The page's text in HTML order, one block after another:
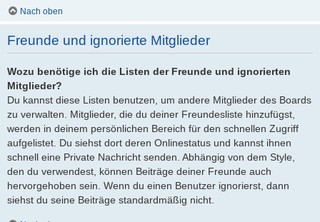
Nach oben
Freunde und ignorierte Mitglieder
Wozu benötige ich die Listen der Freunde und ignorierten
Mitglieder?
Du kannst diese Listen benutzen, um andere Mitglieder des Boards
zu verwalten. Mitglieder, die du deiner Freundesliste hinzufügst,
werden in deinem persönlichen Bereich für den schnellen Zugriff
aufgelistet. Du siehst dort deren Onlinestatus und kannst ihnen
schnell eine Private Nachricht senden. Abhängig von dem Style,
den du verwendest, können Beiträge deiner Freunde auch
hervorgehoben sein. Wenn du einen Benutzer ignorierst, dann
siehst du seine Beiträge standardmäßig nicht.